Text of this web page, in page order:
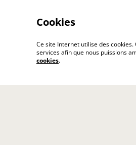
Cookies
Ce site Internet utilise des
services afin que nous puissions
cookies.